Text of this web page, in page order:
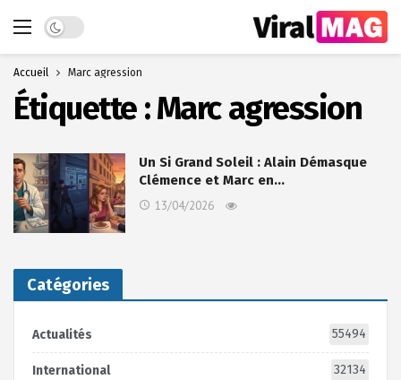
Dark mode
Accueil Marc agression
Étiquette :Marc agression
Un Si Grand Soleil : Alain Démasque
Clémence et Marc en…
13/04/2026
Catégories
Actualités 55494
International 32134